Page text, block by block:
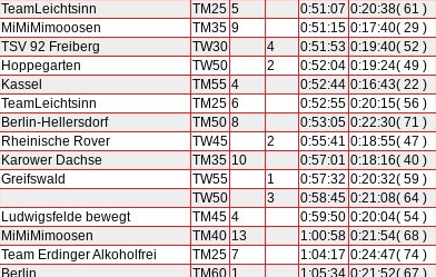
TeamLeichtsinn TM25 5 0:51:07 0:20:38( 61 )
MiMiMimooosen TM35 9 0:51:15 0:17:40( 29 )
TSV 92 Freiberg TW30 4 0:51:53 0:19:40( 52 )
Hoppegarten TW50 2 0:52:04 0:19:24( 49 )
Kassel TM55 4 0:52:44 0:16:43( 22 )
TeamLeichtsinn TM25 6 0:52:55 0:20:15( 56 )
Berlin-Hellersdorf TM50 8 0:53:05 0:22:30( 71 )
Rheinische Rover TW45 2 0:55:41 0:18:55( 47 )
Karower Dachse TM35 10 0:57:01 0:18:16( 40 )
Greifswald TW55 1 0:57:32 0:20:32( 59 )
TW50 3 0:58:45 0:21:08( 64 )
Ludwigsfelde bewegt TM45 4 0:59:50 0:20:04( 54 )
MiMiMimoosen TM40 13 1:00:58 0:21:54( 68 )
Team Erdinger Alkoholfrei TM25 7 1:04:17 0:24:47( 74 )